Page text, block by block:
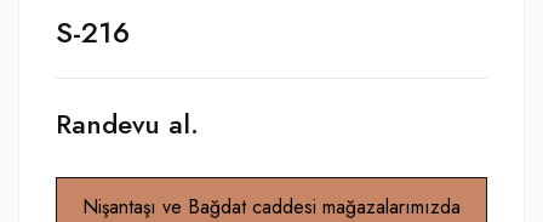
S-216
Randevu al.
Nişantaşı ve Bağdat caddesi mağazalarımızda